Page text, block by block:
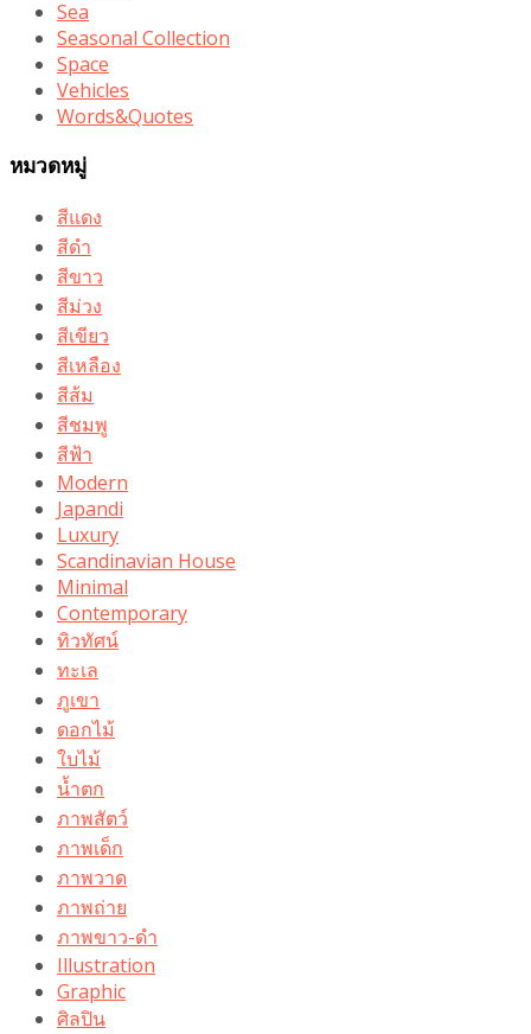
Sea
Seasonal Collection
Space
Vehicles
Words&Quotes
หมวดหมู่
สีแดง
สีดำ
สีขาว
สีม่วง
สีเขียว
สีเหลือง
สีส้ม
สีชมพู
สีฟ้า
Modern
Japandi
Luxury
Scandinavian House
Minimal
Contemporary
ทิวทัศน์
ทะเล
ภูเขา
ดอกไม้
ใบไม้
น้ำตก
ภาพสัตว์
ภาพเด็ก
ภาพวาด
ภาพถ่าย
ภาพขาว-ดำ
Illustration
Graphic
ศิลปิน